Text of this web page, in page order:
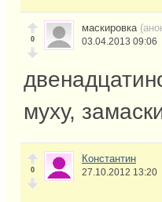
0
маскировка
03.04.2013 09:06
муху,
0
Константин
27.10.2012 13:20